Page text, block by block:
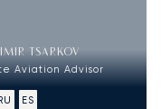
TSARKOV
Aviation Advisor
RU ES